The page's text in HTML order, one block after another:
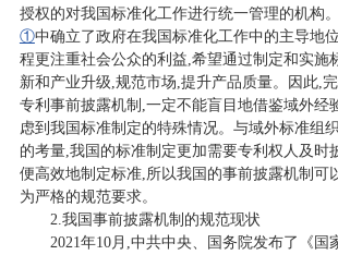
授权的对我国标准化工作进行统一管理的机构
①中确立了政府在我国标准化工作中的主导地
程更注重社会公众的利益,希望通过制定和实施
新和产业升级,规范市场,提升产品质量。因此,
专利事前披露机制,一定不能盲目地借鉴域外经
虑到我国标准制定的特殊情况。与域外标准组
的考量,我国的标准制定更加需要专利权人及时
便高效地制定标准,所以我国的事前披露机制可
为严格的规范要求。
2.我国事前披露机制的规范现状
2021年10月,中共中央、国务院发布了《国